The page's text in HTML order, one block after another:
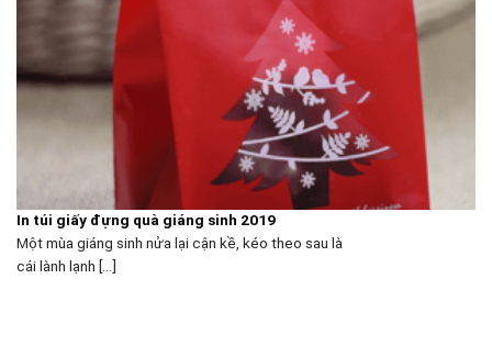
In túi giấy đựng quà giáng sinh 2019
Một mùa giáng sinh nửa lại cận kề, kéo theo sau là
cái lành lạnh [...]